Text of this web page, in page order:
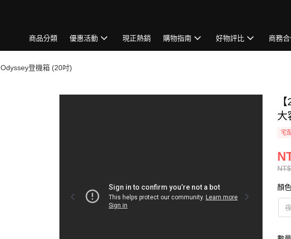
商品分類 優惠活動 現正熱銷 購物指南 好物評比 商務
Odyssey登機箱 (20吋)
大
宅
顏色